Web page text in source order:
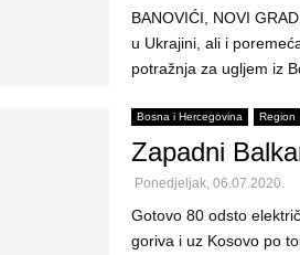
BANOVIĆI, NOVI
u Ukrajini, ali i
potražnja za ugljem iz
Bosna i Hercegovina Region
Zapadni
Ponedjeljak, 06.07.2020.
Gotovo 80 odsto
goriva i uz Kosovo po